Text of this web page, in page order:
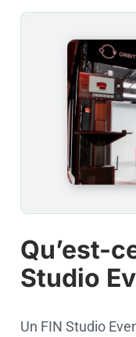
Qu’est-
Studio
Un FIN Studio